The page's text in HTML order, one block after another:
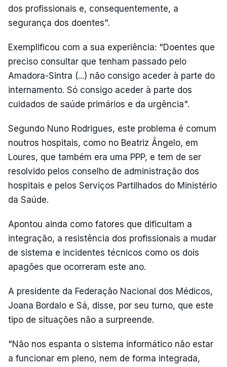
dos profissionais e, consequentemente, a
segurança dos doentes".
Exemplificou com a sua experiência: "Doentes que
preciso consultar que tenham passado pelo
Amadora-Sintra (...) não consigo aceder à parte do
internamento. Só consigo aceder à parte dos
cuidados de saúde primários e da urgência".
Segundo Nuno Rodrigues, este problema é comum
noutros hospitais, como no Beatriz Ângelo, em
Loures, que também era uma PPP, e tem de ser
resolvido pelos conselho de administração dos
hospitais e pelos Serviços Partilhados do Ministério
da Saúde.
Apontou ainda como fatores que dificultam a
integração, a resistência dos profissionais a mudar
de sistema e incidentes técnicos como os dois
apagões que ocorreram este ano.
A presidente da Federação Nacional dos Médicos,
Joana Bordalo e Sá, disse, por seu turno, que este
tipo de situações não a surpreende.
"Não nos espanta o sistema informático não estar
a funcionar em pleno, nem de forma integrada,